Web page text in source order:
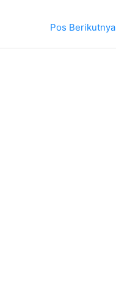
Pos Berikutnya